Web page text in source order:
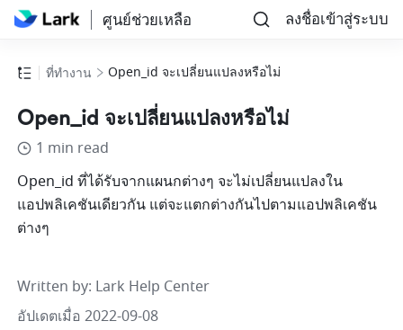
ศูนย์ช่วยเหลือ ลงชื่อเข้าสู่ระบบ
ที่ทำงาน Open_id จะเปลี่ยนแปลงหรือไม่
Open_id จะเปลี่ยนแปลงหรือไม่
1 min read
Open_id ที่ได้รับจากแผนกต่างๆ จะไม่เปลี่ยนแปลงใน
แอปพลิเคชันเดียวกัน แต่จะแตกต่างกันไปตามแอปพลิเคชัน
ต่างๆ
Written by: Lark Help Center
อัปเดตเมื่อ 2022-09-08